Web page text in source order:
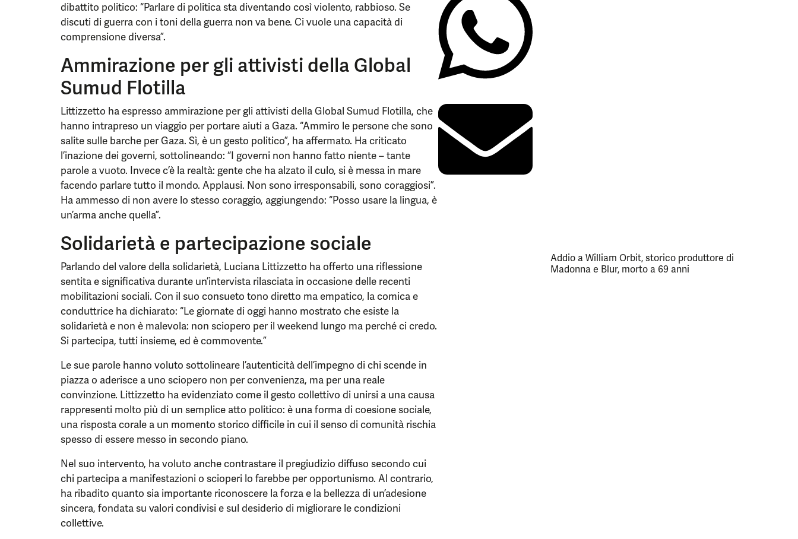
dibattito politico: “Parlare di politica sta diventando così violento, rabbioso. Se
discuti di guerra con i toni della guerra non va bene. Ci vuole una capacità di
comprensione diversa”.
Ammirazione per gli attivisti della Global
Sumud Flotilla
Littizzetto ha espresso ammirazione per gli attivisti della Global Sumud Flotilla, che
hanno intrapreso un viaggio per portare aiuti a Gaza. “Ammiro le persone che sono
salite sulle barche per Gaza. Sì, è un gesto politico”, ha affermato. Ha criticato
l’inazione dei governi, sottolineando: “I governi non hanno fatto niente – tante
parole a vuoto. Invece c’è la realtà: gente che ha alzato il culo, si è messa in mare
facendo parlare tutto il mondo. Applausi. Non sono irresponsabili, sono coraggiosi”.
Ha ammesso di non avere lo stesso coraggio, aggiungendo: “Posso usare la lingua, è
un’arma anche quella”.
Solidarietà e partecipazione sociale
Parlando del valore della solidarietà, Luciana Littizzetto ha offerto una riflessione
sentita e significativa durante un’intervista rilasciata in occasione delle recenti
mobilitazioni sociali. Con il suo consueto tono diretto ma empatico, la comica e
conduttrice ha dichiarato: “Le giornate di oggi hanno mostrato che esiste la
solidarietà e non è malevola: non sciopero per il weekend lungo ma perché ci credo.
Si partecipa, tutti insieme, ed è commovente.”
Le sue parole hanno voluto sottolineare l’autenticità dell’impegno di chi scende in
piazza o aderisce a uno sciopero non per convenienza, ma per una reale
convinzione. Littizzetto ha evidenziato come il gesto collettivo di unirsi a una causa
rappresenti molto più di un semplice atto politico: è una forma di coesione sociale,
una risposta corale a un momento storico difficile in cui il senso di comunità rischia
spesso di essere messo in secondo piano.
Nel suo intervento, ha voluto anche contrastare il pregiudizio diffuso secondo cui
chi partecipa a manifestazioni o scioperi lo farebbe per opportunismo. Al contrario,
ha ribadito quanto sia importante riconoscere la forza e la bellezza di un’adesione
sincera, fondata su valori condivisi e sul desiderio di migliorare le condizioni
collettive.
Addio a William Orbit, storico produttore di
Madonna e Blur, morto a 69 anni